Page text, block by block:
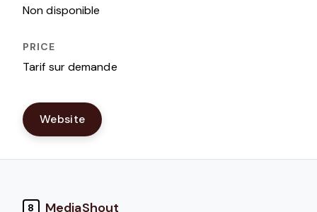
Non disponible
Tarif sur demande
Website
8 MediaShout